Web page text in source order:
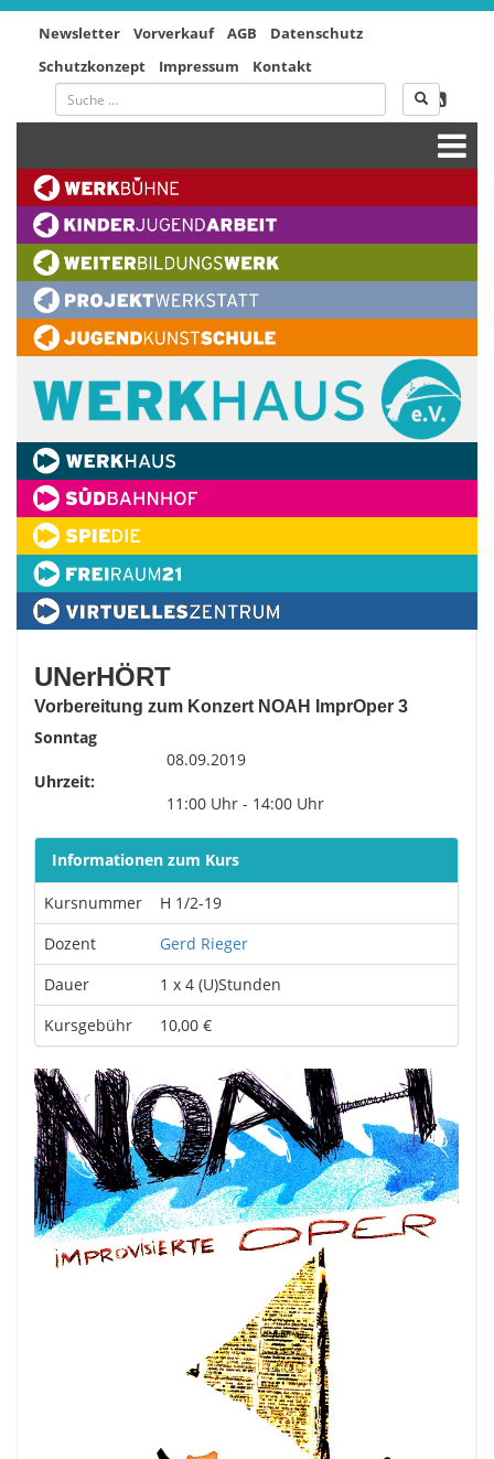
Newsletter Vorverkauf AGB
Datenschutz
Schutzkonzept
Impressum Kontakt
UNerHÖRT
Vorbereitung zum Konzert NOAH ImprOper 3
Sonntag
08.09.2019
Uhrzeit:
11:00 Uhr - 14:00 Uhr
Informationen zum Kurs
Kursnummer
H 1/2-19
Dozent
Gerd Rieger
Dauer
1 x 4 (U)Stunden
Kursgebühr
10,00 €